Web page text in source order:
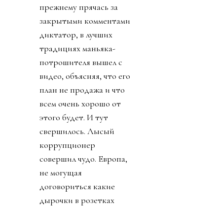
прежнему прячась за
закрытыми комментами
диктатор, в лучших
традициях маньяка-
потрошителя вышел с
видео, объясняя, что его
план не продажа и что
всем очень хорошо от
этого будет. И тут
свершилось. Лысый
коррупционер
совершил чудо. Европа,
не могущая
договориться какие
дырочки в розетках